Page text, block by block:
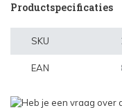
Productspecificaties
SKU
EAN